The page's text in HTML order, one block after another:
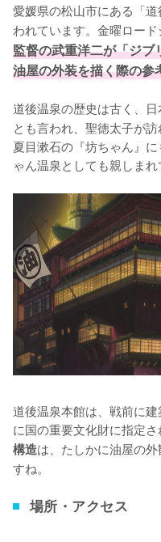
愛媛県の松山市にある「
われています。金曜ロード
監督の武重洋二が「ジブ
油屋の外装を描く際の参
道後温泉の歴史は古く、
とも言われ、聖徳太子が訪
夏目漱石の『坊ちゃん』
ゃん温泉としても親しまれ
道後温泉本館は、戦前に
に国の重要文化財に指定さ
構造は、たしかに油屋の
すね。
場所・アクセス